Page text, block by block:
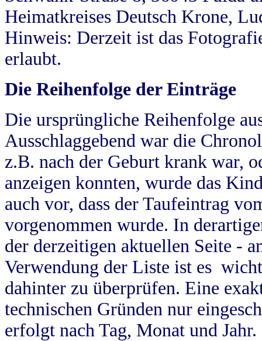
Heimatkreises Deutsch Krone,
Hinweis: Derzeit ist das
erlaubt.
Die Reihenfolge der Einträge
Die ursprüngliche Reihenfolge
Ausschlaggebend war die
z.B. nach der Geburt krank war,
anzeigen konnten, wurde das
auch vor, dass der Taufeintrag
vorgenommen wurde. In
der derzeitigen aktuellen Seite -
Verwendung der Liste ist es
dahinter zu überprüfen. Eine
technischen Gründen nur
erfolgt nach Tag, Monat und Jahr.